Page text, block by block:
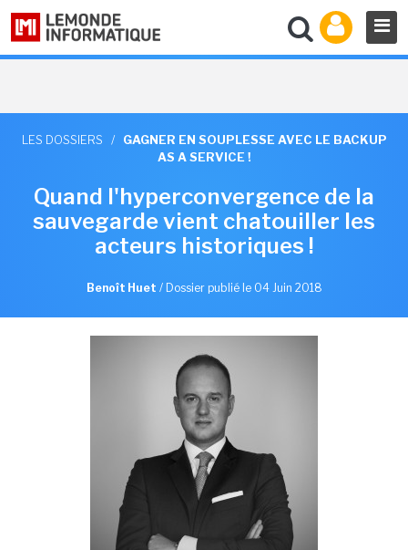
LES DOSSIERS /
GAGNER EN SOUPLESSE AVEC LE BACKUP
AS A SERVICE !
Quand l'hyperconvergence de la
sauvegarde vient chatouiller les
acteurs historiques !
Benoît Huet / Dossier publié le 04 Juin 2018